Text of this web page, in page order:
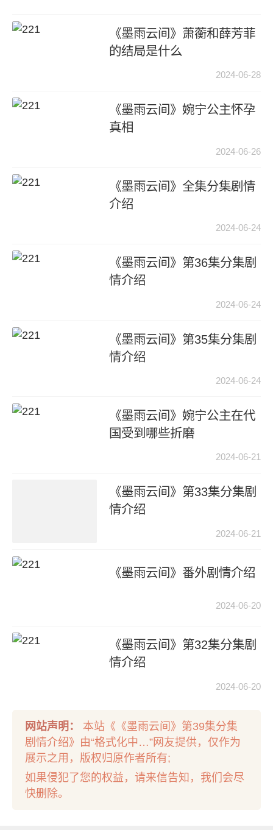
《墨雨云间》萧蘅和薛芳菲
的结局是什么
2024-06-28
《墨雨云间》婉宁公主怀孕
真相
2024-06-26
《墨雨云间》全集分集剧情
介绍
2024-06-24
《墨雨云间》第36集分集剧
情介绍
2024-06-24
《墨雨云间》第35集分集剧
情介绍
2024-06-24
《墨雨云间》婉宁公主在代
国受到哪些折磨
2024-06-21
《墨雨云间》第33集分集剧
情介绍
2024-06-21
《墨雨云间》番外剧情介绍
2024-06-20
《墨雨云间》第32集分集剧
情介绍
2024-06-20
网站声明：
本站《《墨雨云间》第39集分集
剧情介绍》由“格式化中…”网友提供，仅作为
展示之用，版权归原作者所有;
如果侵犯了您的权益，请来信告知，我们会尽
快删除。